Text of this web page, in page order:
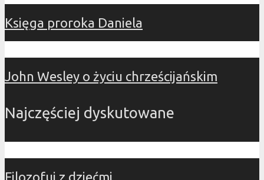
Księga proroka Daniela
John Wesley o życiu chrześcijańskim
Najczęściej dyskutowane
Filozofuj z dziećmi